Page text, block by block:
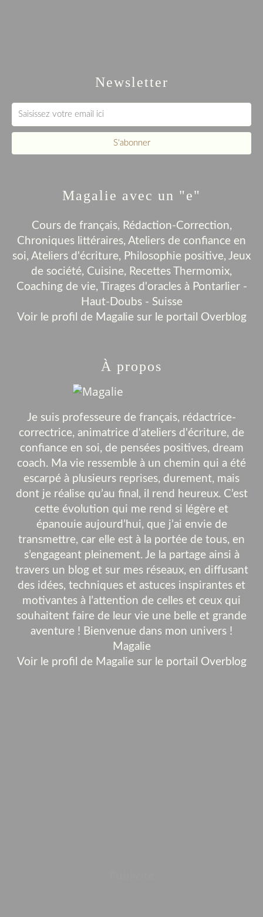
Newsletter
Magalie avec un "e"
Cours de français, Rédaction-Correction,
Chroniques littéraires, Ateliers de confiance en
soi, Ateliers d'écriture, Philosophie positive, Jeux
de société, Cuisine, Recettes Thermomix,
Coaching de vie, Tirages d'oracles à Pontarlier -
Haut-Doubs - Suisse
Voir le profil de Magaliesur le portail Overblog
À propos
Je suis professeure de français, rédactrice-
correctrice, animatrice d'ateliers d'écriture, de
confiance en soi, de pensées positives, dream
coach. Ma vie ressemble à un chemin qui a été
escarpé à plusieurs reprises, durement, mais
dont je réalise qu’au final, il rend heureux. C’est
cette évolution qui me rend si légère et
épanouie aujourd’hui, que j’ai envie de
transmettre, car elle est à la portée de tous, en
s’engageant pleinement. Je la partage ainsi à
travers un blog et sur mes réseaux, en diffusant
des idées, techniques et astuces inspirantes et
motivantes à l’attention de celles et ceux qui
souhaitent faire de leur vie une belle et grande
aventure ! Bienvenue dans mon univers !
Magalie
Voir le profil de Magaliesur le portail Overblog